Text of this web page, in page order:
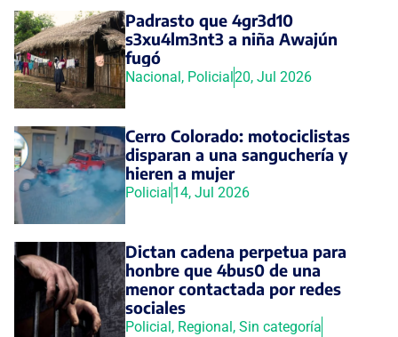
Padrasto que 4gr3d10
s3xu4lm3nt3 a niña Awajún
fugó
Nacional, Policial20, Jul 2026
Cerro Colorado: motociclistas
disparan a una sanguchería y
hieren a mujer
Policial14, Jul 2026
Dictan cadena perpetua para
honbre que 4bus0 de una
menor contactada por redes
sociales
Policial, Regional, Sin categoría